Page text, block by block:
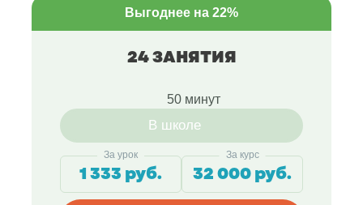
Выгоднее на 22%
24 ЗАНЯТИЯ
50 минут
В школе
За урок
1 333 руб.
За курс
32 000 руб.